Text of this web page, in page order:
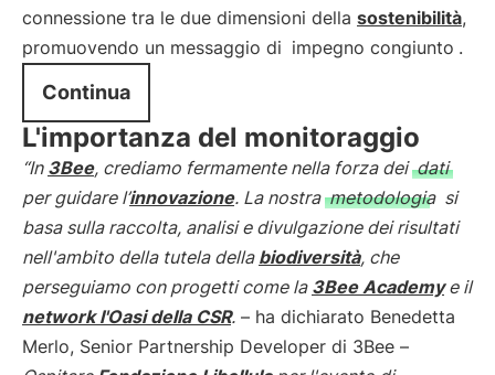
connessione tra le due dimensioni della sostenibilità,
promuovendo un messaggio di impegno congiunto .
Continua
L'importanza del monitoraggio
“In 3Bee, crediamo fermamente nella forza dei dati
per guidare l’innovazione. La nostra metodologia si
basa sulla raccolta, analisi e divulgazione dei risultati
nell'ambito della tutela della biodiversità, che
perseguiamo con progetti come la 3Bee Academye il
network l'Oasi della CSR. – ha dichiarato Benedetta
Merlo, Senior Partnership Developer di 3Bee –